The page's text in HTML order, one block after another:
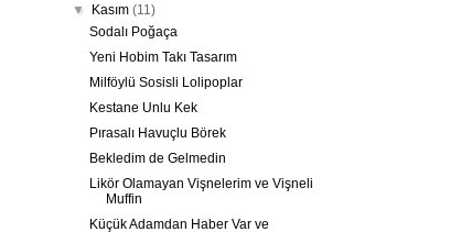
▼ Kasım(11)
Sodalı Poğaça
Yeni Hobim Takı Tasarım
Milföylü Sosisli Lolipoplar
Kestane Unlu Kek
Pırasalı Havuçlu Börek
Bekledim de Gelmedin
Likör Olamayan Vişnelerim ve Vişneli
Muffin
Küçük Adamdan Haber Var ve